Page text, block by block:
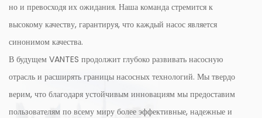
но и превосходя их ожидания. Наша команда стремится к
высокому качеству, гарантируя, что каждый насос является
синонимом качества.
В будущем VANTES продолжит глубоко развивать насосную
отрасль и расширять границы насосных технологий. Мы твердо
верим, что благодаря устойчивым инновациям мы предоставим
пользователям по всему миру более эффективные, надежные и